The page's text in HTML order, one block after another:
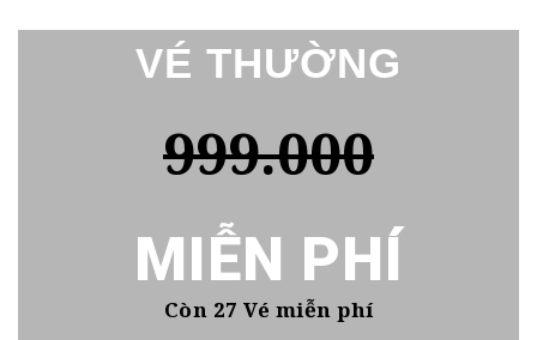
VÉ THƯỜNG
999.000
MIỄN PHÍ
Còn 27 Vé miễn phí